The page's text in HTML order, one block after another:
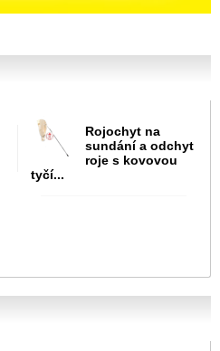
Rojochyt na
sundání a odchyt
roje s kovovou
tyčí...